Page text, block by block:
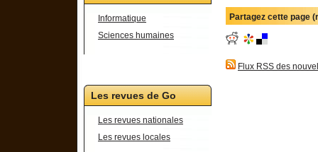
Informatique
Sciences humaines
Les revues de Go
Les revues nationales
Les revues locales
Partagez cette page
Flux RSS des